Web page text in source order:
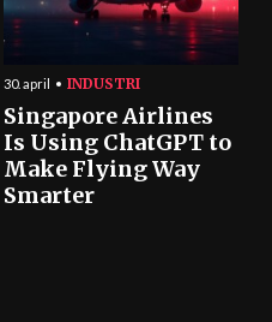
30. april INDUSTRI
Singapore Airlines
Is Using ChatGPT to
Make Flying Way
Smarter